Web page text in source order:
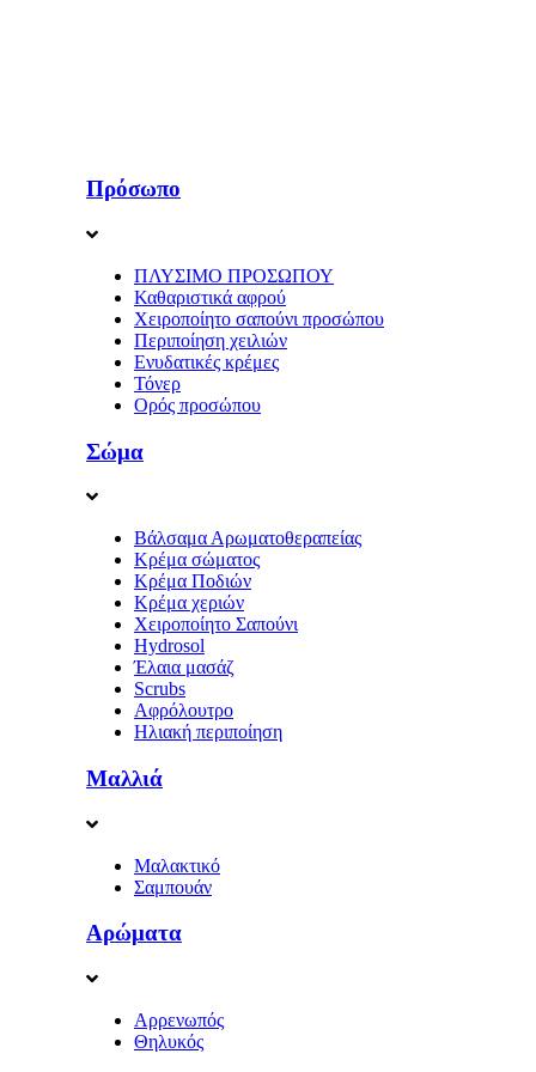
Πρόσωπο
ΠΛΥΣΙΜΟ ΠΡΟΣΩΠΟΥ
Καθαριστικά αφρού
Χειροποίητο σαπούνι προσώπου
Περιποίηση χειλιών
Ενυδατικές κρέμες
Τόνερ
Ορός προσώπου
Σώμα
Βάλσαμα Αρωματοθεραπείας
Κρέμα σώματος
Κρέμα Ποδιών
Κρέμα χεριών
Χειροποίητο Σαπούνι
Hydrosol
Έλαια μασάζ
Scrubs
Αφρόλουτρο
Ηλιακή περιποίηση
Μαλλιά
Μαλακτικό
Σαμπουάν
Αρώματα
Αρρενωπός
Θηλυκός